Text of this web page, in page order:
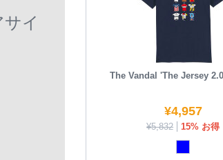
イ
The Vandal 'The Jersey
¥4,957
¥5,832 15% お得